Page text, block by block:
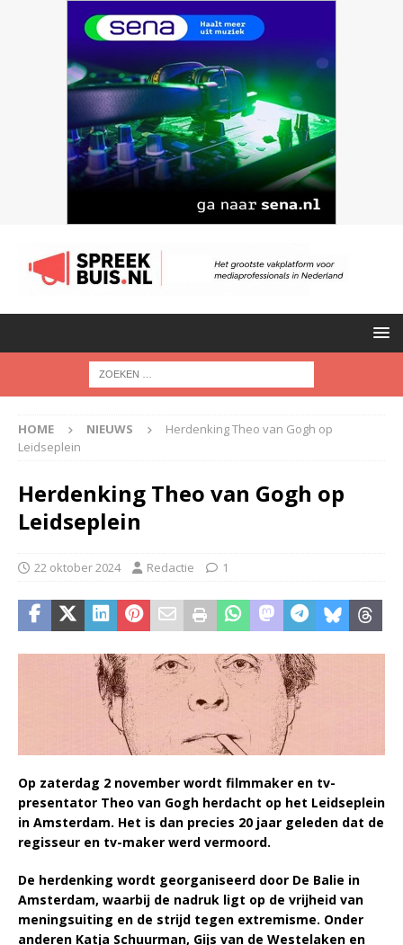
HOME NIEUWS
Herdenking Theo van Gogh op
Leidseplein
Herdenking Theo van Gogh op
Leidseplein
22 oktober 2024 Redactie 1
Op zaterdag 2 november wordt filmmaker en tv-
presentator Theo van Gogh herdacht op het Leidseplein
in Amsterdam. Het is dan precies 20 jaar geleden dat de
regisseur en tv-maker werd vermoord.
De herdenking wordt georganiseerd door De Balie in
Amsterdam, waarbij de nadruk ligt op de vrijheid van
meningsuiting en de strijd tegen extremisme. Onder
anderen Katja Schuurman, Gijs van de Westelaken en